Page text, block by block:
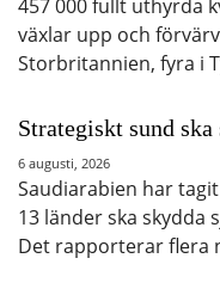
457 000 fullt uthyrda
växlar upp och
Storbritannien, fyra i
Strategiskt sund ska
6 augusti, 2026
Saudiarabien har
13 länder ska skydda
Det rapporterar flera